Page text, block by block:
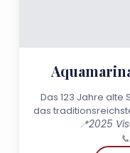
Das 123 Jahre alte
das
📍2025
📞